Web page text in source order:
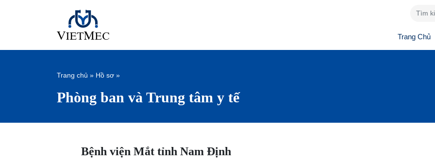
Trang Chủ
Trang chủ » Hồ sơ »
Phòng ban và Trung tâm y tế
Bệnh viện Mắt tỉnh Nam Định